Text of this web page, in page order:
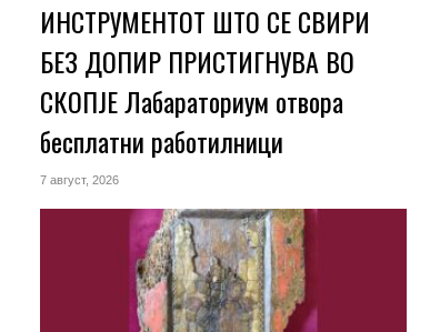
ИНСТРУМЕНТОТ ШТО СЕ СВИРИ
БЕЗ ДОПИР ПРИСТИГНУВА ВО
СКОПЈЕ Лабараториум отвора
бесплатни работилници
7 август, 2026